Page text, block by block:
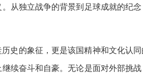
从独立战争的背景到足球成就的纪
史的象征，更是该国精神和文化认
续奋斗和自豪。无论是面对外部挑